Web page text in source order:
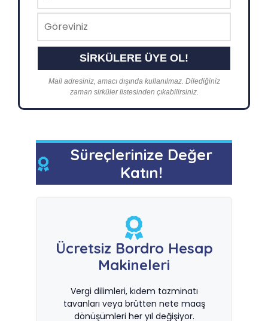
Mail adresiniz, amacı dışında kullanılmaz. Dilediğiniz
zaman sirküler listesinden çıkabilirsiniz.
Süreçlerinize Değer
Katın!
Ücretsiz Bordro Hesap
Makineleri
Vergi dilimleri, kıdem tazminatı
tavanları veya brütten nete maaş
dönüşümleri her yıl değişiyor.